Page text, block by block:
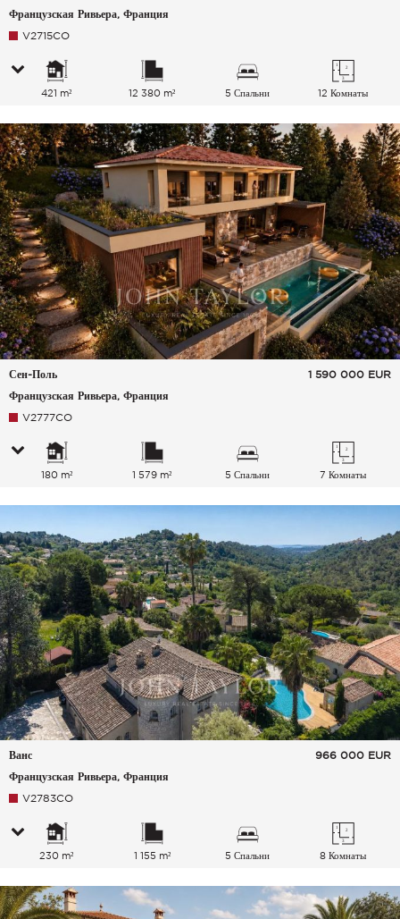
Французская Ривьера, Франция
V2715CO
421 m² 12 380 m² 5 Спальни 12 Комнаты
Сен-Поль
Французская Ривьера, Франция
1 590 000 EUR
V2777CO
180 m² 1 579 m² 5 Спальни 7 Комнаты
Ванс
Французская Ривьера, Франция
966 000 EUR
V2783CO
230 m² 1 155 m² 5 Спальни 8 Комнаты